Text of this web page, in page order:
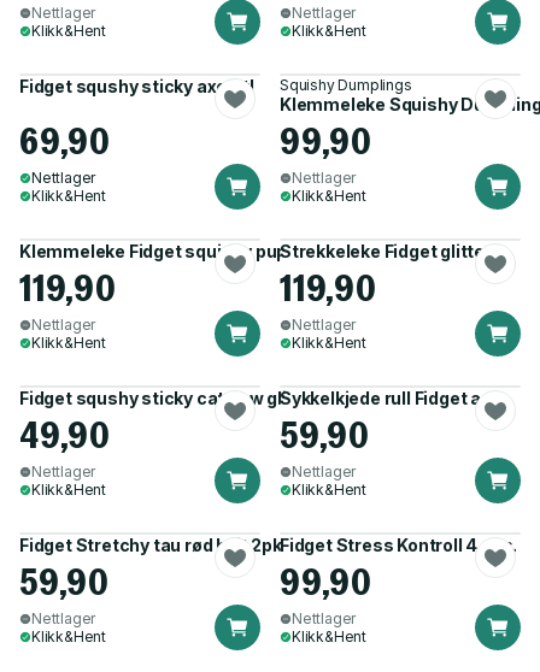
Nettlager
Klikk&Hent
Nettlager
Klikk&Hent
Fidget squshy sticky axolotl
69,90
Nettlager
Klikk&Hent
Squishy Dumplings
Klemmeleke Squishy
99,90
Nettlager
Klikk&Hent
Klemmeleke Fidget squidgy puppys
119,90
Nettlager
Klikk&Hent
Strekkeleke Fidget glitter
119,90
Nettlager
Klikk&Hent
Fidget squshy sticky cat paw glitter
49,90
Nettlager
Klikk&Hent
Sykkelkjede rull Fidget ass.
59,90
Nettlager
Klikk&Hent
Fidget Stretchy tau rød hvit 2pk
59,90
Nettlager
Klikk&Hent
Fidget Stress Kontroll 4 ass.
99,90
Nettlager
Klikk&Hent